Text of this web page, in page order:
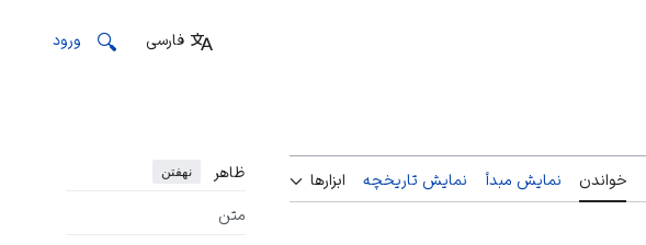
فارسی ورود
خواندن نمایش مبدأ نمایش تاریخچه ابزارها ظاهر نهفتن
متن